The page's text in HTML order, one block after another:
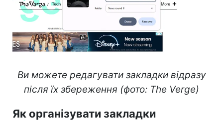
Ви можете редагувати закладки відразу
після їх збереження (фото: The Verge)
Як організувати закладки